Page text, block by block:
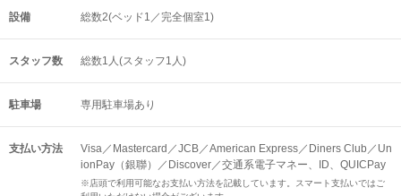
設備 総数2(ベッド1／完全個室1)
スタッフ数 総数1人(スタッフ1人)
駐車場 専用駐車場あり
支払い方法
Visa／Mastercard／JCB／American Express／Diners Club／Un
ionPay（銀聯）／Discover／交通系電子マネー、ID、QUICPay
※店頭で利用可能なお支払い方法を記載しています。スマート支払いではご